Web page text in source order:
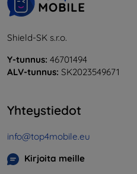
Shield-SK s.r.o.
Y-tunnus: 46701494
ALV-tunnus: SK2023549671
Yhteystiedot
info@top4mobile.eu
Kirjoita meille